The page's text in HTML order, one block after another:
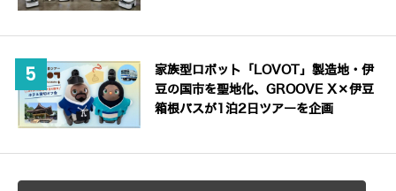
家族型ロボット「LOVOT」製造地・伊
豆の国市を聖地化、GROOVE X×伊豆
箱根バスが1泊2日ツアーを企画